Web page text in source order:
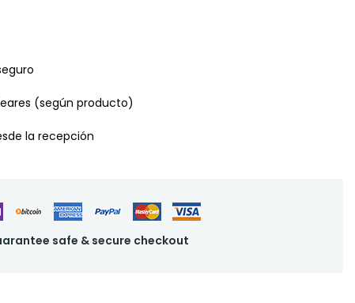
(según producto)
la recepción
safe & secure checkout